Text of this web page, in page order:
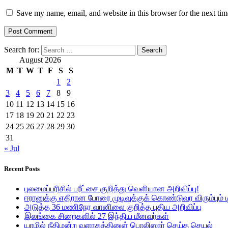
Save my name, email, and website in this browser for the next
Search for:
August 2026
M T W T F S
S
1
2
3
4 5 6 7 8
9
10 11 12 13 14 15 16
17 18 19 20 21 22 23
24 25 26 27 28 29 30
31
« Jul
Recent Posts
புலமைப்பரிசில் பரீட்சை குறித்து வெளியான அறிவிப்பு!
ஈரானுக்கு எதிரான போரை முடிவுக்குக் கொண்டுவர விரும்பும்
அடுத்த 36 மணிநேர வானிலை குறித்த புதிய அறிவிப்பு
இலங்கை சிறைகளில் 27 இந்திய மீனவர்கள்
யாழில் நீதிமன்ற வளாகத்தினுள் பொலிஸார் செய்த செயல்